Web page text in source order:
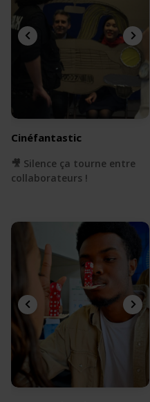
Cinéfantastic
🎥 Silence ça tourne entre
collaborateurs !